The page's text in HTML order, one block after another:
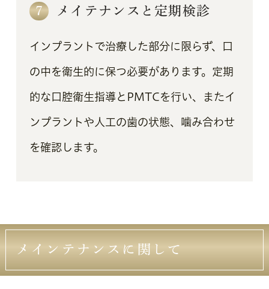
7 メイテナンスと定期検診
インプラントで治療した部分に限らず、口
の中を衛生的に保つ必要があります。定期
的な口腔衛生指導とPMTCを行い、またイ
ンプラントや人工の歯の状態、噛み合わせ
を確認します。
メインテナンスに関して